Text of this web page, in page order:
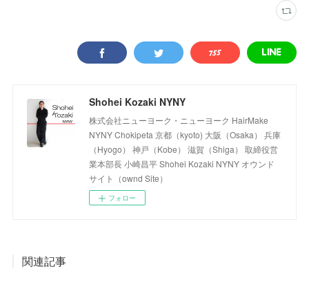
Shohei Kozaki NYNY
株式会社ニューヨーク・ニューヨーク HairMake
NYNY Chokipeta 京都（kyoto) 大阪（Osaka） 兵庫
（Hyogo） 神戸（Kobe） 滋賀（Shiga） 取締役営
業本部長 小崎昌平 Shohei Kozaki NYNY オウンド
サイト（ownd Site）
フォロー
関連記事